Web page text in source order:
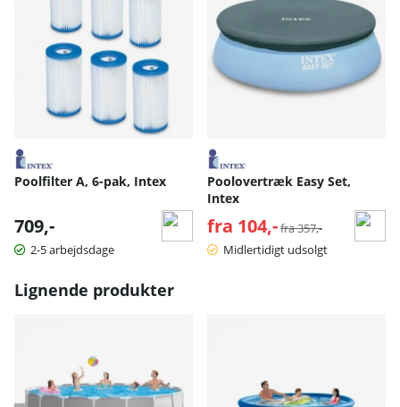
Poolfilter A, 6-pak, Intex
709,-
2-5 arbejdsdage
Poolovertræk Easy Set,
Intex
fra 104,- Normalpris:
fra 357,-
Midlertidigt udsolgt
Lignende produkter